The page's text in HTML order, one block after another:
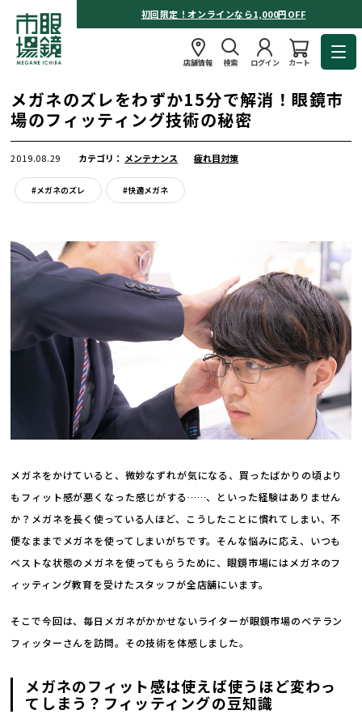
初回限定！オンラインなら1,000円OFF
店舗情報 検索 ログイン カート
メガネのズレをわずか15分で解消！眼鏡市
場のフィッティング技術の秘密
2019.08.29 カテゴリ： メンテナンス 疲れ目対策
#メガネのズレ #快適メガネ
メガネをかけていると、微妙なずれが気になる、買ったばかりの頃より
もフィット感が悪くなった感じがする……、といった経験はありません
か？メガネを長く使っている人ほど、こうしたことに慣れてしまい、不
便なままでメガネを使ってしまいがちです。そんな悩みに応え、いつも
ベストな状態のメガネを使ってもらうために、眼鏡市場にはメガネのフ
ィッティング教育を受けたスタッフが全店舗にいます。
そこで今回は、毎日メガネがかかせないライターが眼鏡市場のベテラン
フィッターさんを訪問。その技術を体感しました。
メガネのフィット感は使えば使うほど変わっ
てしまう？フィッティングの豆知識